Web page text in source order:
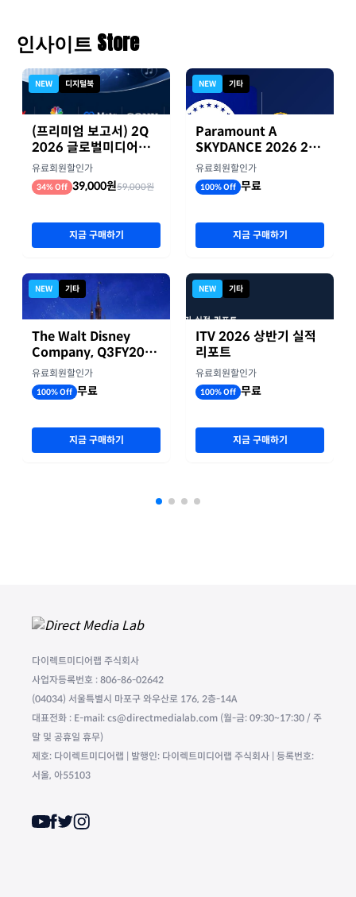
인사이트 Store
NEW 디지털북
(프리미엄 보고서) 2Q
2026 글로벌미디어기
업 실적 종합 보고서
유료회원할인가
34% Off 39,000원59,000원
지금 구매하기
NEW 기타
The Walt Disney
Company, Q3FY2026
실적자료
유료회원할인가
100% Off 무료
지금 구매하기
NEW 기타
Paramount A
SKYDANCE 2026 2분
기 실적
유료회원할인가
100% Off 무료
지금 구매하기
NEW 기타
ITV 2026 상반기 실적
리포트
유료회원할인가
100% Off 무료
지금 구매하기
다이렉트미디어랩 주식회사
사업자등록번호 : 806-86-02642
(04034) 서울특별시 마포구 와우산로 176, 2층-14A
대표전화 : E-mail: cs@directmedialab.com (월-금: 09:30~17:30 / 주
말 및 공휴일 휴무)
제호: 다이렉트미디어랩 | 발행인: 다이렉트미디어랩 주식회사 | 등록번호:
서울, 아55103